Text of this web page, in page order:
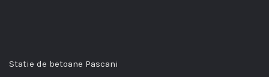
Statie de betoane Pascani